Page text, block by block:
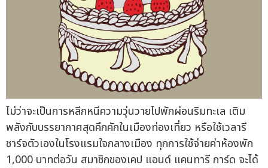
ไม่ว่าจะเป็นการหลีกหนีความวุ่นวายไปพักผ่อนริมทะเล เติม
พลังกับบรรยากาศสุดคึกคักในเมืองท่องเที่ยว หรือใช้เวลารี
ชาร์จตัวเองในโรงแรมใจกลางเมือง ทุกการใช้จ่ายค่าห้องพัก
1,000 บาทต่อวัน สมาชิกของเคป แอนด์ แคนทารี การ์ด จะได้